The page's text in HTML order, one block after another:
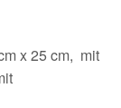
x 25 cm, mit